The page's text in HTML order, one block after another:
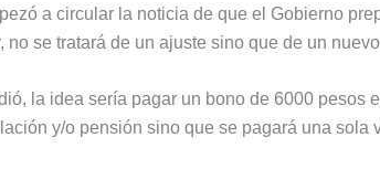
a circular la noticia de que el Gobierno
no se tratará de un ajuste sino que de un
la idea sería pagar un bono de 6000 pesos
y/o pensión sino que se pagará una sola